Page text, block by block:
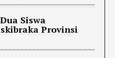
Siswa
Provinsi